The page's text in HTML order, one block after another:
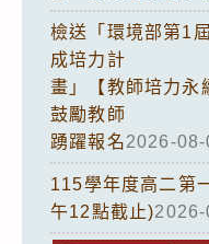
檢送「環境部第1
成培力計
畫」【教師培力永
鼓勵教師
踴躍報名2026-08-
115學年度高二第
午12點截止)